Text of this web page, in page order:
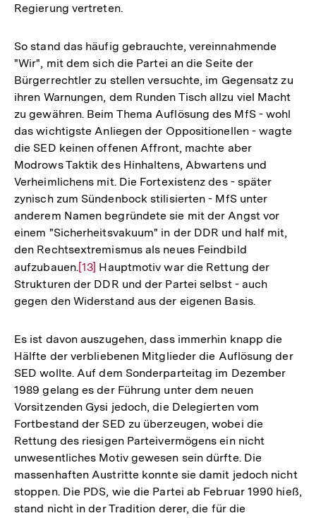
Regierung vertreten.
So stand das häufig gebrauchte, vereinnahmende
"Wir", mit dem sich die Partei an die Seite der
Bürgerrechtler zu stellen versuchte, im Gegensatz zu
ihren Warnungen, dem Runden Tisch allzu viel Macht
zu gewähren. Beim Thema Auflösung des MfS - wohl
das wichtigste Anliegen der Oppositionellen - wagte
die SED keinen offenen Affront, machte aber
Modrows Taktik des Hinhaltens, Abwartens und
Verheimlichens mit. Die Fortexistenz des - später
zynisch zum Sündenbock stilisierten - MfS unter
anderem Namen begründete sie mit der Angst vor
einem "Sicherheitsvakuum" in der DDR und half mit,
den Rechtsextremismus als neues Feindbild
aufzubauen.Zur
Auflösung
der
[13] Hauptmotiv war die Rettung der
Strukturen der DDR und der Partei selbst - auch
gegen den Widerstand aus der eigenen Basis.
Es ist davon auszugehen, dass immerhin knapp die
Hälfte der verbliebenen Mitglieder die Auflösung der
SED wollte. Auf dem Sonderparteitag im Dezember
1989 gelang es der Führung unter dem neuen
Vorsitzenden Gysi jedoch, die Delegierten vom
Fortbestand der SED zu überzeugen, wobei die
Rettung des riesigen Parteivermögens ein nicht
unwesentliches Motiv gewesen sein dürfte. Die
massenhaften Austritte konnte sie damit jedoch nicht
stoppen. Die PDS, wie die Partei ab Februar 1990 hieß,
stand nicht in der Tradition derer, die für die